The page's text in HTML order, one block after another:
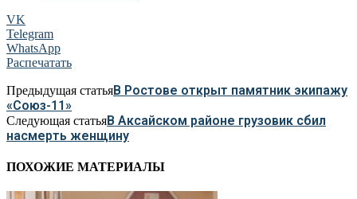
VK
Telegram
WhatsApp
Распечатать
Предыдущая статьяВ Ростове открыт памятник экипажу
«Союз-11»
Следующая статьяВ Аксайском районе грузовик сбил
насмерть женщину
ПОХОЖИЕ МАТЕРИАЛЫ